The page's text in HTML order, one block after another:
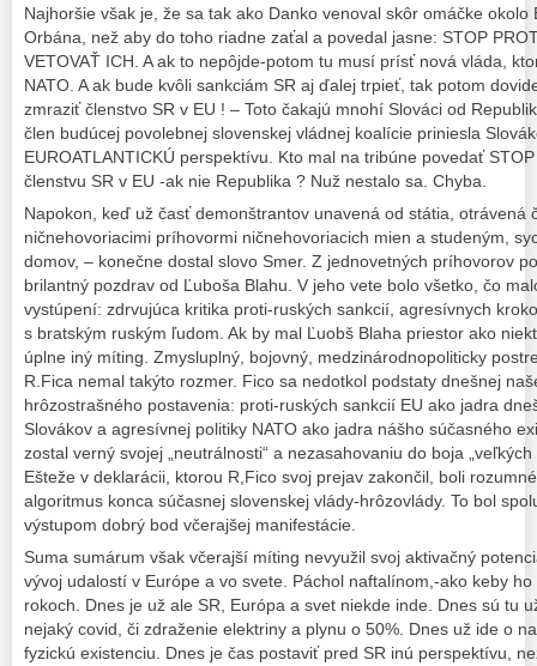
Najhoršie však je, že sa tak ako Danko venoval skôr omáčke
Orbána, než aby do toho riadne zaťal a povedal jasne: STOP
VETOVAŤ ICH. A ak to nepôjde-potom tu musí prísť nová vláda,
NATO. A ak bude kvôli sankciám SR aj ďalej trpieť, tak potom
zmraziť členstvo SR v EU ! – Toto čakajú mnohí Slováci od
člen budúcej povolebnej slovenskej vládnej koalície priniesla
EUROATLANTICKÚ perspektívu. Kto mal na tribúne povedať
členstvu SR v EU -ak nie Republika ? Nuž nestalo sa. Chyba.
Napokon, keď už časť demonštrantov unavená od státia, otrávená
ničnehovoriacimi príhovormi ničnehovoriacich mien a studeným,
domov, – konečne dostal slovo Smer. Z jednovetných príhovorov
brilantný pozdrav od Ľuboša Blahu. V jeho vete bolo všetko, čo
vystúpení: zdrvujúca kritika proti-ruských sankcií, agresívnych
s bratským ruským ľudom. Ak by mal Ľuobš Blaha priestor ako
úplne iný míting. Zmysluplný, bojovný, medzinárodnopoliticky
R.Fica nemal takýto rozmer. Fico sa nedotkol podstaty dnešnej
hrôzostrašného postavenia: proti-ruských sankcií EU ako jadra
Slovákov a agresívnej politiky NATO ako jadra nášho súčasného
zostal verný svojej „neutrálnosti“ a nezasahovaniu do boja
Ešteže v deklarácii, ktorou R,Fico svoj prejav zakončil, boli
algoritmus konca súčasnej slovenskej vlády-hrôzovlády. To bol
výstupom dobrý bod včerajšej manifestácie.
Suma sumárum však včerajší míting nevyužil svoj aktivačný
vývoj udalostí v Európe a vo svete. Páchol naftalínom,-ako keby
rokoch. Dnes je už ale SR, Európa a svet niekde inde. Dnes sú tu
nejaký covid, či zdraženie elektriny a plynu o 50%. Dnes už ide o
fyzickú existenciu. Dnes je čas postaviť pred SR inú perspektívu,